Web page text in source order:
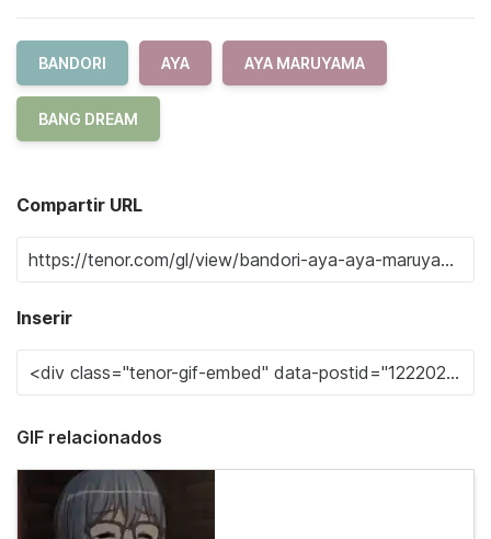
BANDORI AYA AYA MARUYAMA
BANG DREAM
Compartir URL
Inserir
GIF relacionados